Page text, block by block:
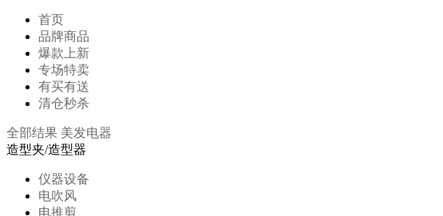
首页
品牌商品
爆款上新
专场特卖
有买有送
清仓秒杀
全部结果 美发电器
造型夹/造型器
仪器设备
电吹风
电推剪